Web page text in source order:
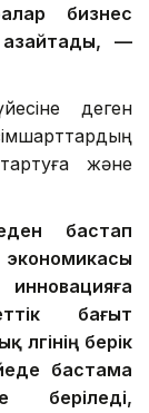
бизнес
азайтады, —
деген
және
бастап
бағыт
берік
бастама
беріледі,